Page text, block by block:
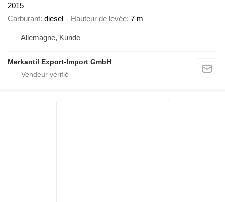
2015
Carburant diesel Hauteur de levée 7 m
Allemagne, Kunde
Merkantil Export-Import GmbH